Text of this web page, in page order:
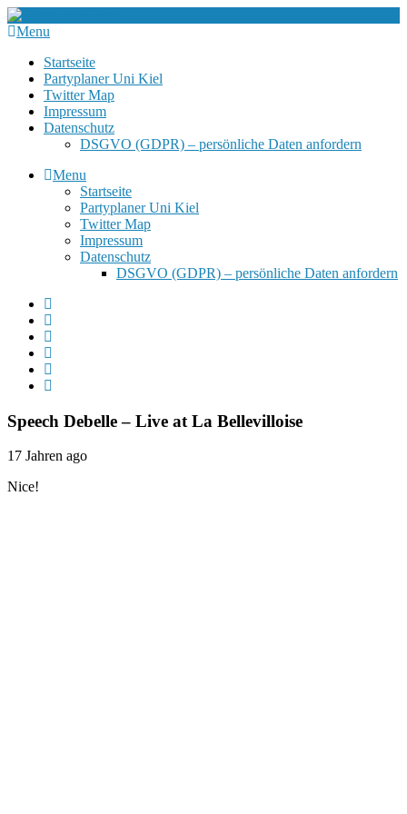
Menu
Startseite
Partyplaner Uni Kiel
Twitter Map
Impressum
Datenschutz
DSGVO (GDPR) – persönliche Daten anfordern
Menu
Startseite
Partyplaner Uni Kiel
Twitter Map
Impressum
Datenschutz
DSGVO (GDPR) – persönliche Daten anfordern
Speech Debelle – Live at La Bellevilloise
17 Jahren ago
Nice!